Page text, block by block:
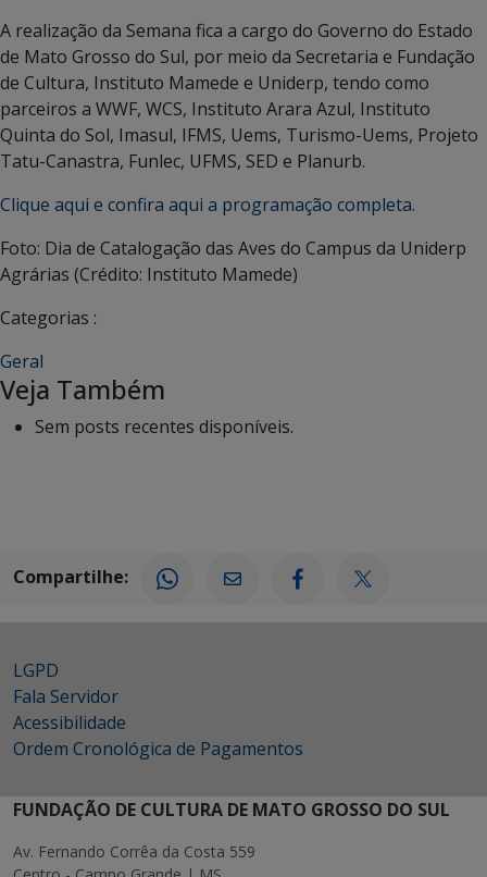
A realização da Semana fica a cargo do Governo do Estado
de Mato Grosso do Sul, por meio da Secretaria e Fundação
de Cultura, Instituto Mamede e Uniderp, tendo como
parceiros a WWF, WCS, Instituto Arara Azul, Instituto
Quinta do Sol, Imasul, IFMS, Uems, Turismo-Uems, Projeto
Tatu-Canastra, Funlec, UFMS, SED e Planurb.
Clique aqui e confira aqui a programação completa.
Foto: Dia de Catalogação das Aves do Campus da Uniderp
Agrárias (Crédito: Instituto Mamede)
Categorias :
Geral
Veja Também
Sem posts recentes disponíveis.
Compartilhe:
LGPD
Fala Servidor
Acessibilidade
Ordem Cronológica de Pagamentos
FUNDAÇÃO DE CULTURA DE MATO GROSSO DO SUL
Av. Fernando Corrêa da Costa 559